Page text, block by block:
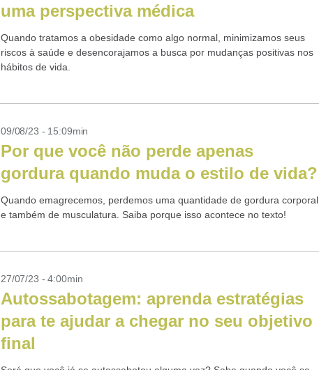
uma perspectiva médica
Quando tratamos a obesidade como algo normal, minimizamos seus
riscos à saúde e desencorajamos a busca por mudanças positivas nos
hábitos de vida.
09/08/23 - 15:09min
Por que você não perde apenas
gordura quando muda o estilo de vida?
Quando emagrecemos, perdemos uma quantidade de gordura corporal
e também de musculatura. Saiba porque isso acontece no texto!
27/07/23 - 4:00min
Autossabotagem: aprenda estratégias
para te ajudar a chegar no seu objetivo
final